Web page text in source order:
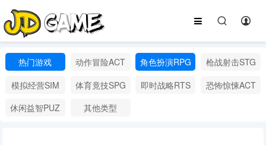
热门游戏 动作冒险ACT 角色扮演RPG
枪战射击STG
模拟经营SIM
体育竟技SPG 即时战略RTS
恐怖惊悚ACT
休闲益智PUZ
其他类型